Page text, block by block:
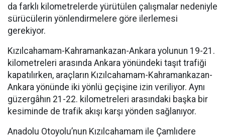
da farklı kilometrelerde yürütülen çalışmalar nedeniyle
sürücülerin yönlendirmelere göre ilerlemesi
gerekiyor.
Kızılcahamam-Kahramankazan-Ankara yolunun 19-21.
kilometreleri arasında Ankara yönündeki taşıt trafiği
kapatılırken, araçların Kızılcahamam-Kahramankazan-
Ankara yönünde iki yönlü geçişine izin veriliyor. Aynı
güzergâhın 21-22. kilometreleri arasındaki başka bir
kesiminde de trafik akışı karşı yönden sağlanıyor.
Anadolu Otoyolu’nun Kızılcahamam ile Çamlıdere